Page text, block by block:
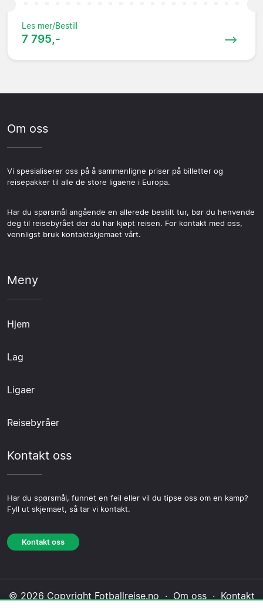
Les mer/Bestill
7 795,-
Om oss
Vi spesialiserer oss på å sammenligne priser på billetter og
reisepakker til alle de store ligaene i Europa.
Har du spørsmål angående en allerede bestilt tur, bør du henvende
deg til reisebyrået der du har kjøpt reisen. For kontakt med oss,
vennligst bruk kontaktskjemaet vårt.
Meny
Hjem
Lag
Ligaer
Reisebyråer
Kontakt oss
Har du spørsmål, funnet en feil eller vil du tipse oss om en kamp?
Fyll ut skjemaet, så tar vi kontakt.
Kontakt oss
© 2026 Copyright Fotballreise.no · Om oss· Kontakt